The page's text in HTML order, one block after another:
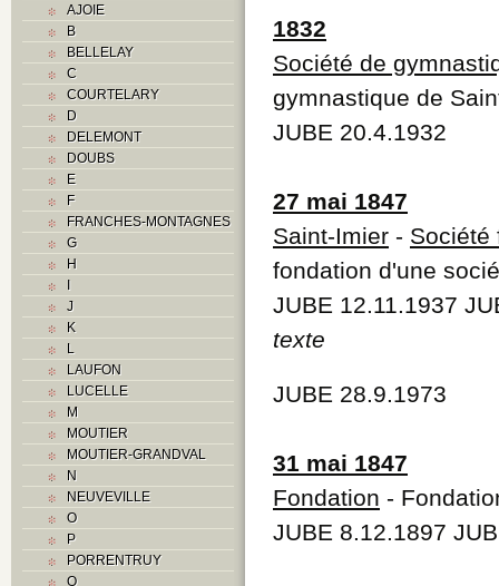
AJOIE
B
BELLELAY
C
COURTELARY
D
DELEMONT
DOUBS
E
F
FRANCHES-MONTAGNES
G
H
I
J
K
L
LAUFON
LUCELLE
M
MOUTIER
MOUTIER-GRANDVAL
N
NEUVEVILLE
O
P
PORRENTRUY
Q
1832
Société de
gymnastique de
JUBE 20.4.1932
27 mai 1847
Saint-Imier - Société
fondation d'une
JUBE 12.11.1937
texte
JUBE 28.9.1973
31 mai 1847
Fondation -
JUBE 8.12.1897